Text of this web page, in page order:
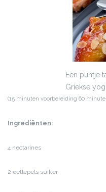
Een puntje
Griekse
(15 minuten voorbereiding 60
Ingrediënten:
4 nectarines
2 eetlepels suiker